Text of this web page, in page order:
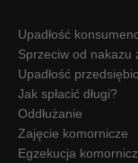
Upadłość
Sprzeciw od nakazu
Upadłość
Jak spłacić długi?
Oddłużanie
Zajęcie komornicze
Egzekucja